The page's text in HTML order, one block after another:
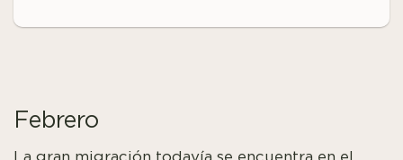
Febrero